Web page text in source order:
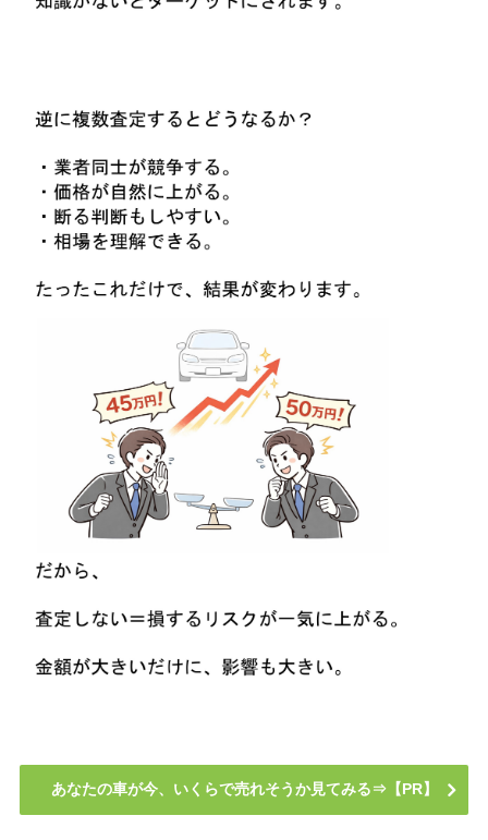
あなたの車が今、いくらで売れそうか見てみる⇒【PR】